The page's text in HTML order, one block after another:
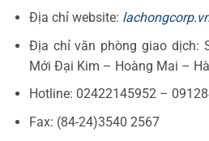
Địa chỉ website:
Địa chỉ văn phòng giao dịch:
Mới Đại Kim – Hoàng Mai –
Hotline: 02422145952 –
Fax: (84-24)3540 2567